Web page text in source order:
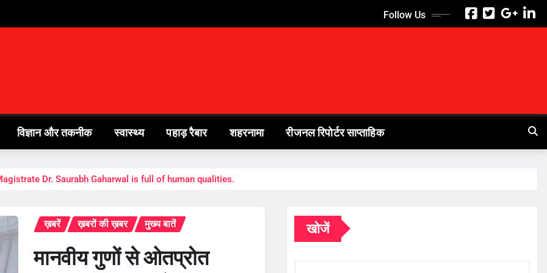
Follow Us
विज्ञान और तकनीक स्वास्थ्य पहाड़ रैबार शहरनामा रीजनल रिपोर्टर साप्ताहिक
Magistrate Dr. Saurabh Gaharwal is full of human qualities.
ख़बरें ख़बरों की ख़बर मुख्य बातें
मानवीय गुणों से ओतप्रोत
खोजें